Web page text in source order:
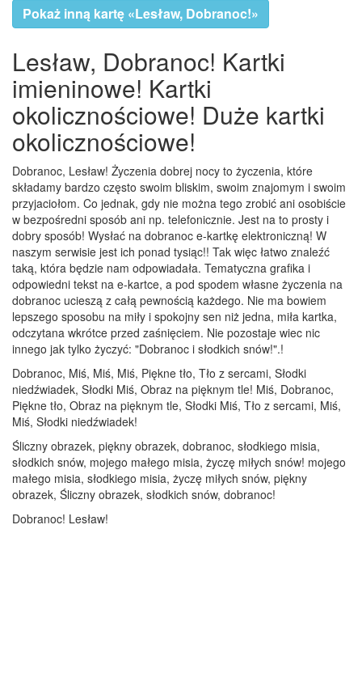
Pokaż inną kartę «Lesław, Dobranoc!»
Lesław, Dobranoc! Kartki
imieninowe! Kartki
okolicznościowe! Duże kartki
okolicznościowe!
Dobranoc, Lesław! Życzenia dobrej nocy to życzenia, które
składamy bardzo często swoim bliskim, swoim znajomym i swoim
przyjaciołom. Co jednak, gdy nie można tego zrobić ani osobiście
w bezpośredni sposób ani np. telefonicznie. Jest na to prosty i
dobry sposób! Wysłać na dobranoc e-kartkę elektroniczną! W
naszym serwisie jest ich ponad tysiąc!! Tak więc łatwo znaleźć
taką, która będzie nam odpowiadała. Tematyczna grafika i
odpowiedni tekst na e-kartce, a pod spodem własne życzenia na
dobranoc ucieszą z całą pewnością każdego. Nie ma bowiem
lepszego sposobu na miły i spokojny sen niż jedna, miła kartka,
odczytana wkrótce przed zaśnięciem. Nie pozostaje wiec nic
innego jak tylko życzyć: "Dobranoc i słodkich snów!".!
Dobranoc, Miś, Miś, Miś, Piękne tło, Tło z sercami, Słodki
niedźwiadek, Słodki Miś, Obraz na pięknym tle! Miś, Dobranoc,
Piękne tło, Obraz na pięknym tle, Słodki Miś, Tło z sercami, Miś,
Miś, Słodki niedźwiadek!
Śliczny obrazek, piękny obrazek, dobranoc, słodkiego misia,
słodkich snów, mojego małego misia, życzę miłych snów! mojego
małego misia, słodkiego misia, życzę miłych snów, piękny
obrazek, Śliczny obrazek, słodkich snów, dobranoc!
Dobranoc! Lesław!